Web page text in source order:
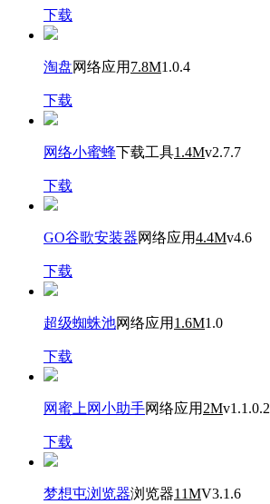
下载
淘盘网络应用 7.8M1.0.4
下载
网络小蜜蜂下载工具1.4Mv2.7.7
下载
GO谷歌安装器网络应用4.4Mv4.6
下载
超级蜘蛛池网络应用 1.6M1.0
下载
网蜜上网小助手网络应用 2Mv1.1.0.2
下载
梦想屯浏览器浏览器11MV3.1.6